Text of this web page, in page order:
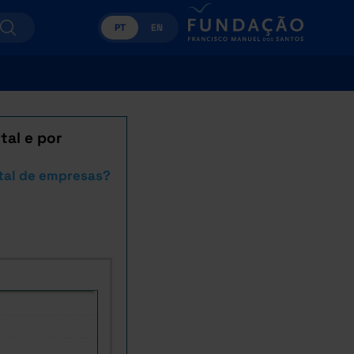
PT EN
e por
de empresas?